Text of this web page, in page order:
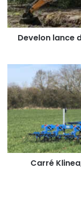
de
6
tonnes
Develon lance
Klinea,
une
nouvelle
bineuse
pour
céréales
Carré